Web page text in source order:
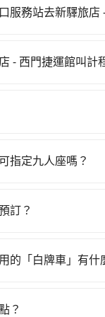
一天最多有105
據距離的遠近或
，可能得等很久
在轉乘與等車
服務站去新驛旅店
租隨借的iRent應
但額外的汽車保
都好像在開樂透
載行李時，就顯
- 西門捷運館叫計
但如改預約
以上，無論在價
、參加喜宴/喪禮
指定九人座嗎？
凌志Lexus、特
訂？
在乘客人數不多
的「白牌車」有什
家車充當營業用
？